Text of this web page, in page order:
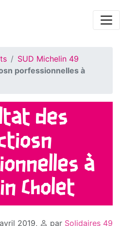
SUD Michelin 49
porfessionnelles à
des
à
Cholet
2019, par Solidaires 49